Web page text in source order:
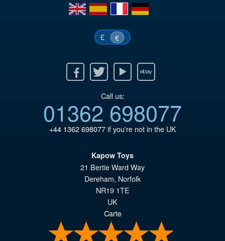
en
es fr de
£ €
Twitter Youtube Ebay
Call us:
01362 698077
+44 1362 698077if you're not in the UK
Kapow Toys
21 Bertie Ward Way
Dereham, Norfolk
NR19 1TE
UK
Carte